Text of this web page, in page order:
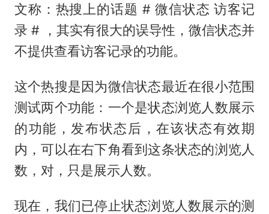
文称：热搜上的话题 # 微信状态 访客记
录 # ，其实有很大的误导性，微信状态并
不提供查看访客记录的功能。
这个热搜是因为微信状态最近在很小范围
测试两个功能：一个是状态浏览人数展示
的功能，发布状态后，在该状态有效期
内，可以在右下角看到这条状态的浏览人
数，对，只是展示人数。
现在，我们已停止状态浏览人数展示的测